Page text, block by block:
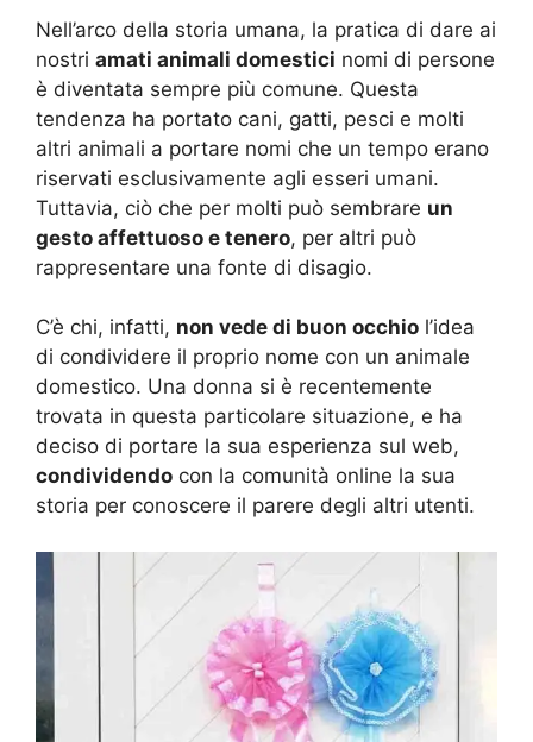
Nell’arco della storia umana, la pratica di dare ai
nostri amati animali domestici nomi di persone
è diventata sempre più comune. Questa
tendenza ha portato cani, gatti, pesci e molti
altri animali a portare nomi che un tempo erano
riservati esclusivamente agli esseri umani.
Tuttavia, ciò che per molti può sembrare un
gesto affettuoso e tenero, per altri può
rappresentare una fonte di disagio.
C’è chi, infatti, non vede di buon occhio l’idea
di condividere il proprio nome con un animale
domestico. Una donna si è recentemente
trovata in questa particolare situazione, e ha
deciso di portare la sua esperienza sul web,
condividendo con la comunità online la sua
storia per conoscere il parere degli altri utenti.